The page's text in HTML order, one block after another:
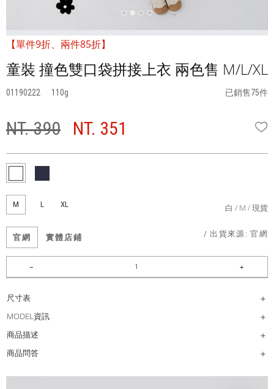
【單件9折、兩件85折】
童裝 撞色雙口袋拼接上衣 兩色售 M/L/XL
01190222 110 已銷售75件
NT. 390 NT. 351
M L XL 白 M 現貨
官網 實體店鋪 / 出貨來源:官網
尺寸表
MODEL資訊
商品描述
商品問答